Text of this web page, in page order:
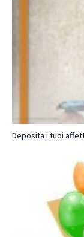
Deposita i tuoi